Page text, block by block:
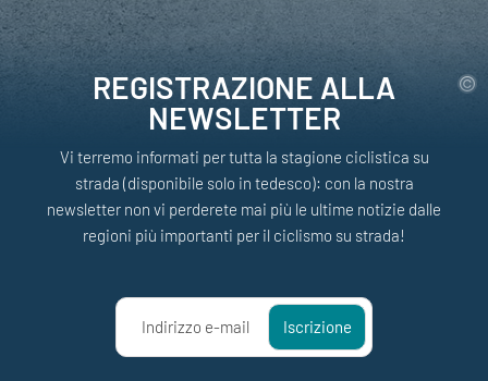
REGISTRAZIONE ALLA
NEWSLETTER
Vi terremo informati per tutta la stagione ciclistica su
strada (disponibile solo in tedesco): con la nostra
newsletter non vi perderete mai più le ultime notizie dalle
regioni più importanti per il ciclismo su strada!
Indirizzo e-mail Iscrizione